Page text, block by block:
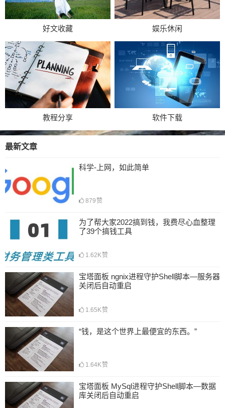
好文收藏 娱乐休闲
教程分享 软件下载
最新文章
科学-上网，如此简单
879 赞
为了帮大家2022搞到钱，我费尽心血整理
了39个搞钱工具
1.62K赞
宝塔面板 ngnix进程守护Shell脚本—服务器
关闭后自动重启
1.65K赞
“钱，是这个世界上最便宜的东西。”
1.64K赞
宝塔面板 MySql进程守护Shell脚本—数据
库关闭后自动重启